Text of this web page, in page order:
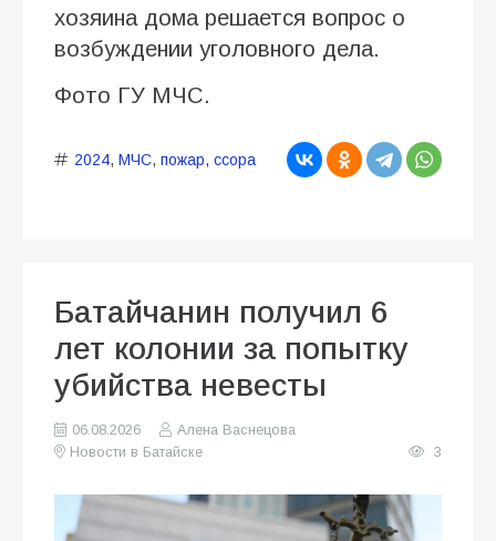
хозяина дома решается вопрос о
возбуждении уголовного дела.
Фото ГУ МЧС.
2024, МЧС, пожар, ссора
Батайчанин получил 6
лет колонии за попытку
убийства невесты
06.08.2026
Алена Васнецова
Новости в Батайске
3